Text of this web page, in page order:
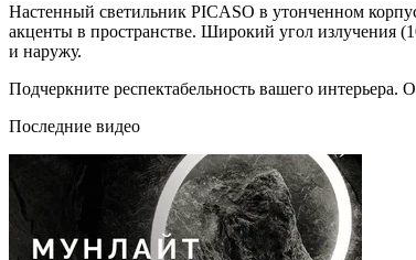
Настенный светильник PICASO в утонченном
акценты в пространстве. Широкий угол излучения
и наружу.
Подчеркните респектабельность вашего
Последние видео